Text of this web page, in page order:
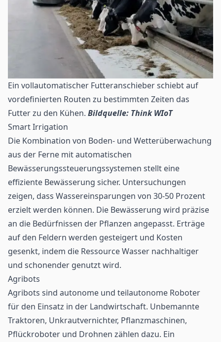
Ein vollautomatischer Futteranschieber schiebt auf
vordefinierten Routen zu bestimmten Zeiten das
Futter zu den Kühen. Bildquelle: Think WIoT
Smart Irrigation
Die Kombination von Boden- und Wetterüberwachung
aus der Ferne mit automatischen
Bewässerungssteuerungssystemen stellt eine
effiziente Bewässerung sicher. Untersuchungen
zeigen, dass Wassereinsparungen von 30-50 Prozent
erzielt werden können. Die Bewässerung wird präzise
an die Bedürfnissen der Pflanzen angepasst. Erträge
auf den Feldern werden gesteigert und Kosten
gesenkt, indem die Ressource Wasser nachhaltiger
und schonender genutzt wird.
Agribots
Agribots sind autonome und teilautonome Roboter
für den Einsatz in der Landwirtschaft. Unbemannte
Traktoren, Unkrautvernichter, Pflanzmaschinen,
Pflückroboter und Drohnen zählen dazu. Ein